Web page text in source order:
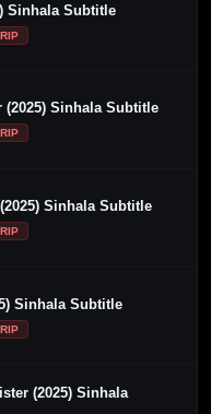
Sinhala Subtitle
(2025) Sinhala Subtitle
Sinhala Subtitle
Sinhala Subtitle
(2025) Sinhala